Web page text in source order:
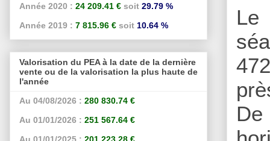
Le
Année 2020 : 24 209.41 € soit 29.79 %
Année 2019 : 7 815.96 € soit 10.64 %
Valorisation du PEA à la date de la dernière
vente ou de la valorisation la plus haute de
l'année
Au 04/08/2026 : 280 830.74 €
Au 01/01/2026 : 251 567.64 €